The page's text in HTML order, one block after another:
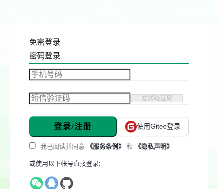
免密登录
密码登录
发送验证码
登录/注册 使用Gitee登录
我已阅读并同意 《服务条例》 和 《隐私声明》
或使用以下帐号直接登录: